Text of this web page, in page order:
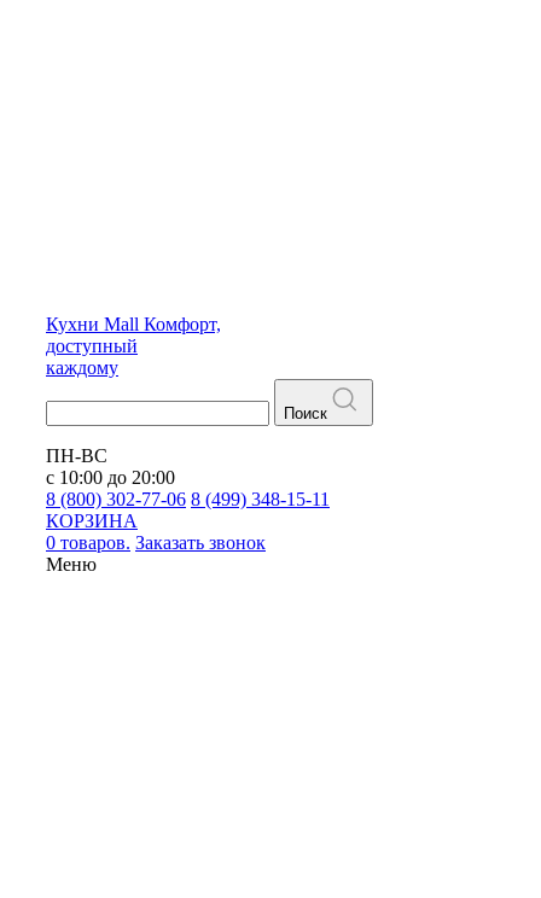
Кухни Mall Комфорт,
доступный
каждому
Поиск
ПН-ВС
с 10:00 до 20:00
8 (800) 302-77-06 8 (499) 348-15-11
КОРЗИНА
0 товаров. Заказать звонок
Меню